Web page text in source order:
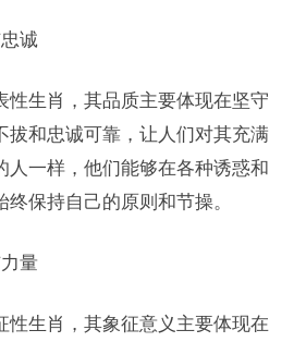
诚
性生肖，其品质主要体现在坚守
拔和忠诚可靠，让人们对其充满
人一样，他们能够在各种诱惑和
保持自己的原则和节操。
量
性生肖，其象征意义主要体现在